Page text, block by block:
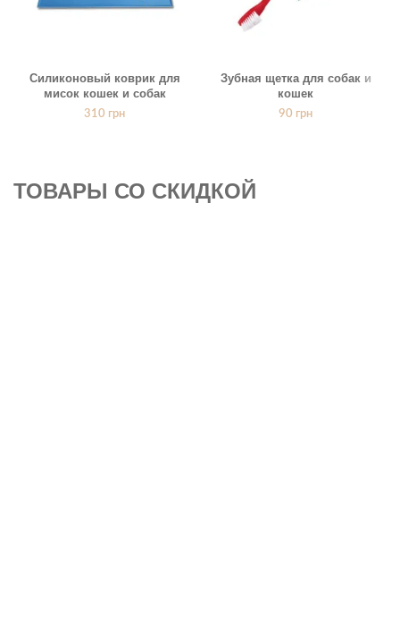
Силиконовый коврик для
мисок кошек и собак
310 грн
Зубная щетка для собак и
кошек
90 грн
ТОВАРЫ СО СКИДКОЙ